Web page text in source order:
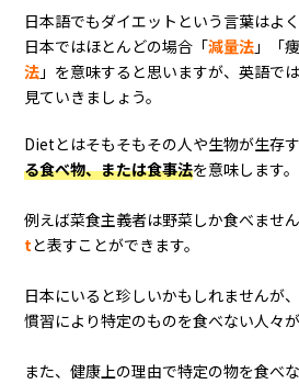
日本語でもダイエットという言葉はよく
日本ではほとんどの場合「減量法 」「
法 」を意味すると思いますが、英語で
見ていきましょう。
Dietとはそもそもその人や生物が生存
る食べ物、または食事法を意味します。
例えば菜食主義者は野菜しか食べませ
tと表すことができます。
日本にいると珍しいかもしれませんが
慣習により特定のものを食べない人々が
また、健康上の理由で特定の物を食べ